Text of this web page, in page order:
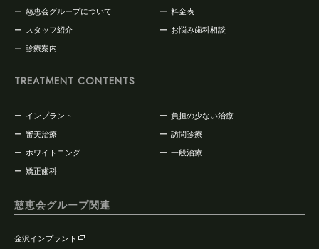
慈恵会グループについて
スタッフ紹介
診療案内
料金表
お悩み歯科相談
TREATMENT CONTENTS
インプラント
審美治療
ホワイトニング
矯正歯科
負担の少ない治療
訪問診療
一般治療
慈恵会グループ関連
金沢インプラント